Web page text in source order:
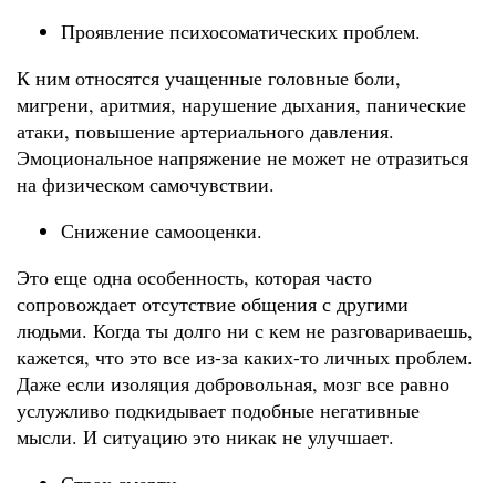
Проявление психосоматических проблем.
К ним относятся учащенные головные боли,
мигрени, аритмия, нарушение дыхания, панические
атаки, повышение артериального давления.
Эмоциональное напряжение не может не отразиться
на физическом самочувствии.
Снижение самооценки.
Это еще одна особенность, которая часто
сопровождает отсутствие общения с другими
людьми. Когда ты долго ни с кем не разговариваешь,
кажется, что это все из-за каких-то личных проблем.
Даже если изоляция добровольная, мозг все равно
услужливо подкидывает подобные негативные
мысли. И ситуацию это никак не улучшает.